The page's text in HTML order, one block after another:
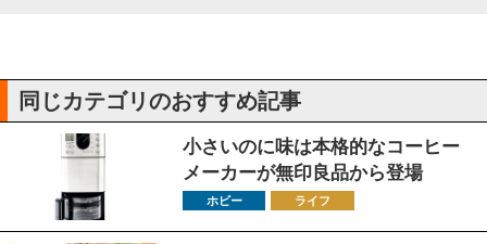
同じカテゴリのおすすめ記事
小さいのに味は本格的なコーヒー
メーカーが無印良品から登場
ホビー ライフ